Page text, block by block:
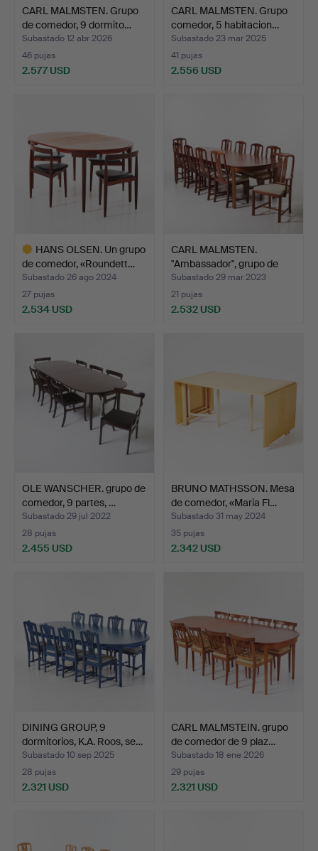
CARL MALMSTEN. Grupo
de comedor, 9 dormito…
Subastado 12 abr 2026
46 pujas
2.577 USD
CARL MALMSTEN. Grupo
comedor, 5 habitacion…
Subastado 23 mar 2025
41 pujas
2.556 USD
HANS OLSEN. Un grupo
de comedor, «Roundett…
Subastado 26 ago 2024
27 pujas
2.534 USD
CARL MALMSTEN.
"Ambassador", grupo de
come…
Subastado 29 mar 2023
21 pujas
2.532 USD
OLE WANSCHER. grupo de
comedor, 9 partes, …
Subastado 29 jul 2022
28 pujas
2.455 USD
BRUNO MATHSSON. Mesa
de comedor, «Maria Fl…
Subastado 31 may 2024
35 pujas
2.342 USD
DINING GROUP, 9
dormitorios, K.A. Roos, se…
Subastado 10 sep 2025
28 pujas
2.321 USD
CARL MALMSTEIN. grupo
de comedor de 9 plaz…
Subastado 18 ene 2026
29 pujas
2.321 USD